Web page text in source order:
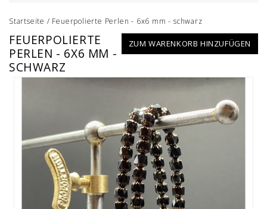
Startseite / Feuerpolierte Perlen - 6x6 mm - schwarz
ZUM WARENKORB HINZUFÜGEN
FEUERPOLIERTE
PERLEN - 6X6 MM -
SCHWARZ